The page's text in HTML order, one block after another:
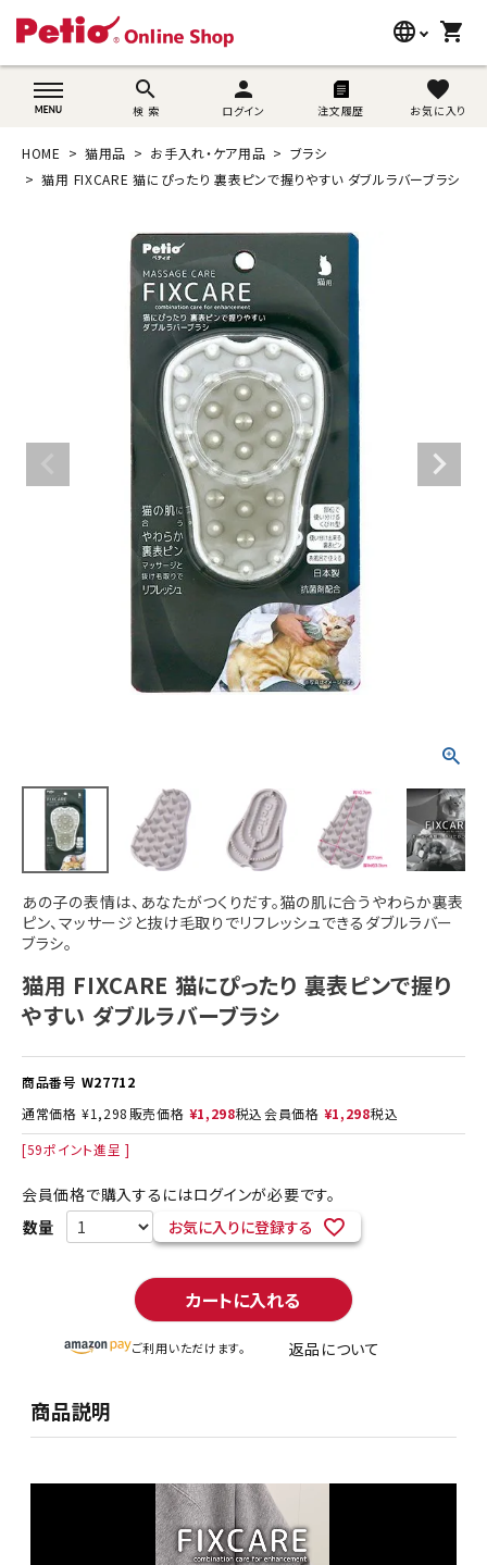
language
wovn-lang-name
shopping_cart
search
検 索
person
ログイン 注文履歴
favorite
お気に入り
search
猫用品
ブランド別に探す
目的別に探す
ご利用案内
ACCOUNT MENU
person 新規会員登録
HOME 猫用品 お手入れ・ケア用品
ブラシ
猫用 FIXCARE 猫にぴったり 裏表ピンで握りやすい ダブルラバーブラシ
あの子の表情は、あなたがつくりだす。猫の肌に合うやわらか裏表
ピン、マッサージと抜け毛取りでリフレッシュできるダブルラバー
ブラシ。
猫用 FIXCARE 猫にぴったり 裏表ピンで握り
やすい ダブルラバーブラシ
商品番号 W27712
通常価格 ¥1,298 販売価格 ¥1,298税込会員価格 ¥1,298税込
[59ポイント進呈 ]
会員価格で購入するにはログインが必要です。
お気に入りに登録する
カートに入れる
ご利用いただけます。 返品について
商品説明